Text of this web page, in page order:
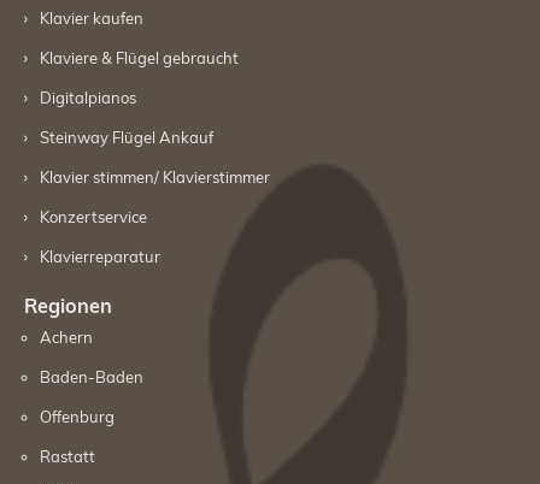
Geschichte
Philosophie
Mitmachaktion
Kinder
Events
Kontakt
Klavier kaufen
Klaviere & Flügel gebraucht
Digitalpianos
Steinway Flügel Ankauf
Klavier stimmen/ Klavierstimmer
Konzertservice
Klavierreparatur
Regionen
Achern
Baden-Baden
Offenburg
Rastatt